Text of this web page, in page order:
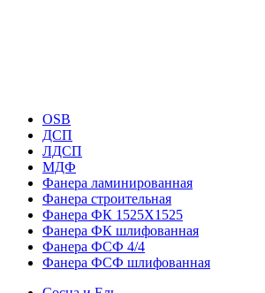
OSB
ДСП
ЛДСП
МДФ
Фанера ламинированная
Фанера строительная
Фанера ФК 1525Х1525
Фанера ФК шлифованная
Фанера ФСФ 4/4
Фанера ФСФ шлифованная